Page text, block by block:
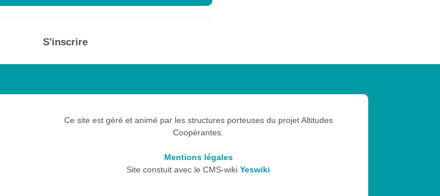
S'inscrire
Ce site est géré et animé par les structures porteuses du projet Altitudes
Coopérantes.
Mentions légales
Site constuit avec le CMS-wikiYeswiki